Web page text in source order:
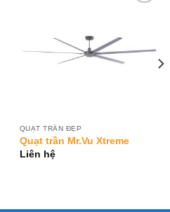
QUẠT TRẦN ĐẸP
Quạt trần Mr.Vu Xtreme
Liên hệ